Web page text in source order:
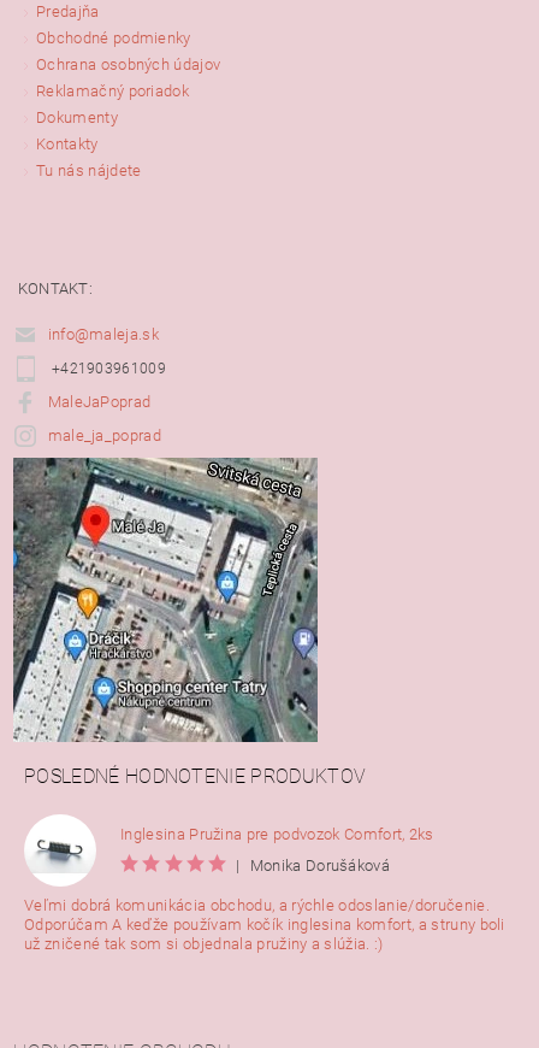
Predajňa
Obchodné podmienky
Ochrana osobných údajov
Reklamačný poriadok
Dokumenty
Kontakty
Tu nás nájdete
KONTAKT:
info@maleja.sk
+421903961009
MaleJaPoprad
male_ja_poprad
POSLEDNÉ HODNOTENIE PRODUKTOV
Inglesina Pružina pre podvozok Comfort, 2ks
|
Monika Dorušáková
Veľmi dobrá komunikácia obchodu, a rýchle odoslanie/doručenie.
Odporúčam A keďže používam kočík inglesina komfort, a struny boli
už zničené tak som si objednala pružiny a slúžia. :)